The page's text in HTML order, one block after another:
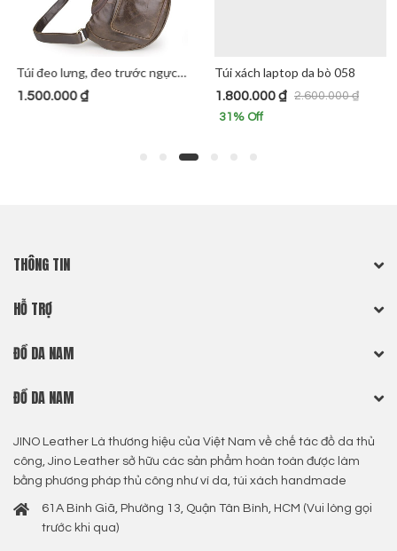
Túi đeo lưng, đeo trước ngực da bò 165
1.500.000₫
Túi xách laptop da bò 058
2.600.000₫
1.800.000₫
31% Off
THÔNG TIN
HỖ TRỢ
ĐỒ DA NAM
ĐỒ DA NAM
JINO Leather Là thương hiệu của Việt Nam về chế tác đồ da thủ
công, Jino Leather sở hữu các sản phẩm hoàn toàn được làm
bằng phương pháp thủ công như ví da, túi xách handmade
61A Bình Giã, Phường 13, Quận Tân Bình, HCM (Vui lòng gọi
trước khi qua)